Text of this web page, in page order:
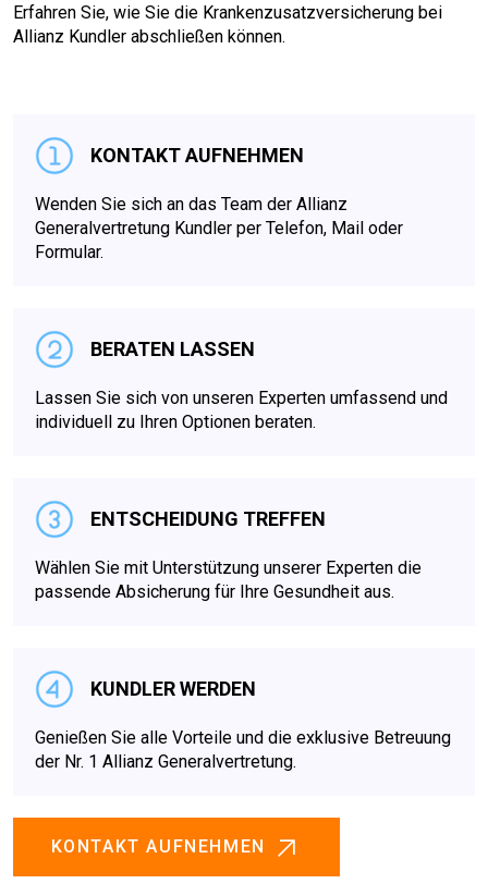
Erfahren Sie, wie Sie die Kranken­zusatzversicherung bei
Allianz Kundler abschließen können.
KONTAKT AUFNEHMEN
Wenden Sie sich an das Team der Allianz
Generalvertretung Kundler per Telefon, Mail oder
Formular.
BERATEN LASSEN
Lassen Sie sich von unseren Experten umfassend und
individuell zu Ihren Optionen beraten.
ENTSCHEIDUNG TREFFEN
Wählen Sie mit Unterstützung unserer Experten die
passende Absicherung für Ihre Gesundheit aus.
KUNDLER WERDEN
Genießen Sie alle Vorteile und die exklusive Betreuung
der Nr. 1 Allianz Generalvertretung.
KONTAKT AUFNEHMEN